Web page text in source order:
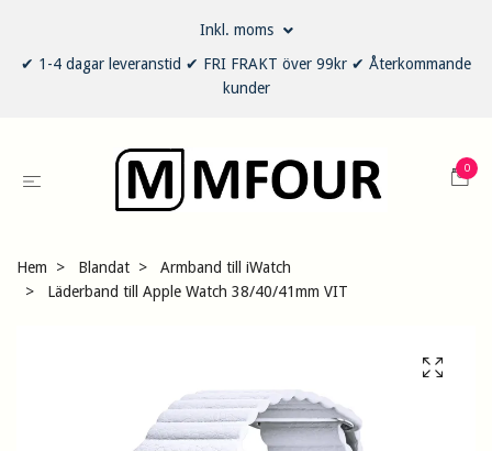
Inkl. moms
✔ 1-4 dagar leveranstid ✔ FRI FRAKT över 99kr ✔ Återkommande
kunder
0
Hem Blandat
Armband till iWatch
Läderband till Apple Watch 38/40/41mm VIT